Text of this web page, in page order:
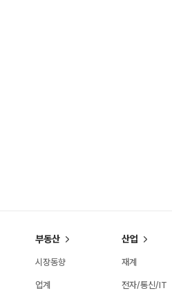
부동산
시장동향
업계
산업
재계
전자/통신/IT